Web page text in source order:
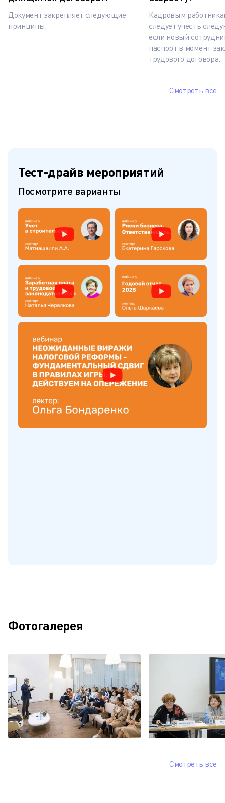
Документ закрепляет следующие
принципы.
Кадровым
следует учесть
если новый
паспорт в момент
трудового договора.
Смотреть все
Тест-драйв мероприятий
Посмотрите варианты
Фотогалерея
Смотреть все